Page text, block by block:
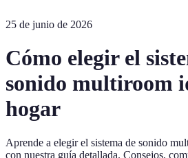
25 de junio de 2026
Cómo elegir el
sonido multiroom
hogar
Aprende a elegir el sistema de sonido
con nuestra guía detallada. Consejos,